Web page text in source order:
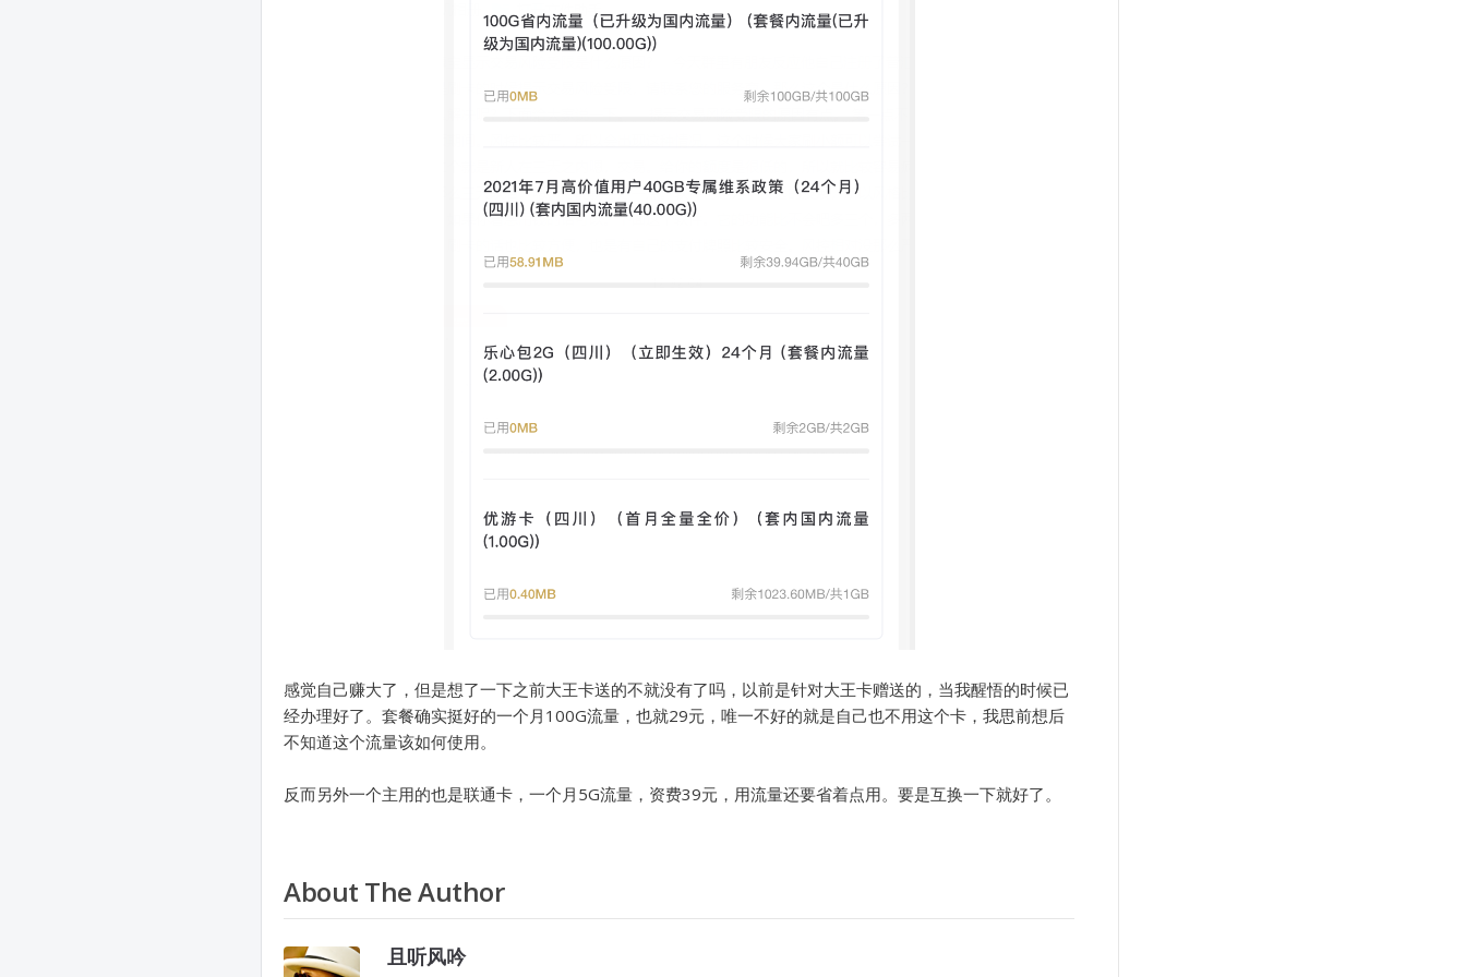
感觉自己赚大了，但是想了一下之前大王卡送的不就没有了吗，以前是针对大王卡赠送的，当我醒悟的时候已
经办理好了。套餐确实挺好的一个月100G流量，也就29元，唯一不好的就是自己也不用这个卡，我思前想后
不知道这个流量该如何使用。
反而另外一个主用的也是联通卡，一个月5G流量，资费39元，用流量还要省着点用。要是互换一下就好了。
About The Author
且听风吟